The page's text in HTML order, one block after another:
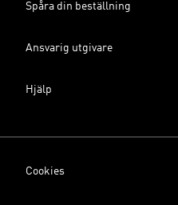
Spåra din beställning
Ansvarig utgivare
Hjälp
Cookies